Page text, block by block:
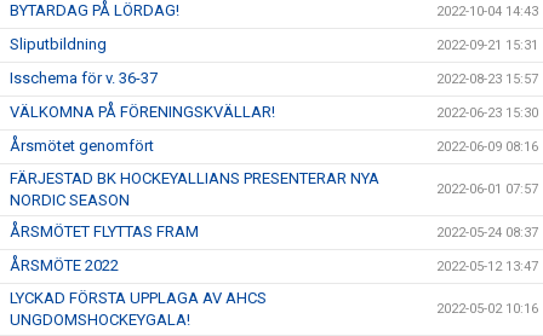
BYTARDAG PÅ LÖRDAG! 2022-10-04 14:43
Sliputbildning 2022-09-21 15:31
Isschema för v. 36-37 2022-08-23 15:57
VÄLKOMNA PÅ FÖRENINGSKVÄLLAR! 2022-06-23 15:30
Årsmötet genomfört 2022-06-09 08:16
FÄRJESTAD BK HOCKEYALLIANS PRESENTERAR NYA
NORDIC SEASON
2022-06-01 07:57
ÅRSMÖTET FLYTTAS FRAM 2022-05-24 08:37
ÅRSMÖTE 2022 2022-05-12 13:47
LYCKAD FÖRSTA UPPLAGA AV AHCS
UNGDOMSHOCKEYGALA!
2022-05-02 10:16